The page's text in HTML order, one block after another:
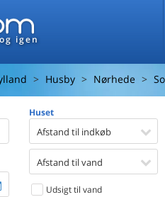
igen
Husby Nørhede
Huset
Afstand til indkøb
Afstand til vand
Udsigt til vand